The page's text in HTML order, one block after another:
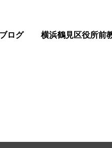
ログ 横浜鶴⾒区役所前